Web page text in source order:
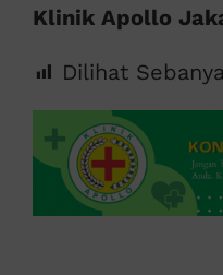
Klinik Apollo
Dilihat